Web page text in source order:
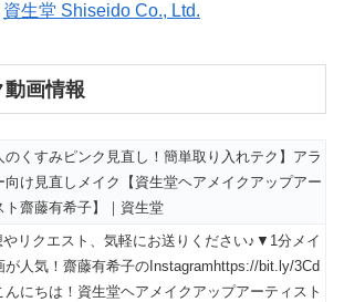
資生堂 Shiseido Co., Ltd.
画情報
のくすみピンク見直し！簡単取り入れテク】アラ
向け見直しメイク【資生堂ヘアメイクアップアー
ト齋藤有希子】｜資生堂
リクエスト、気軽にお送りください♪▼1分メイ
が人気！齋藤有希子のInstagramhttps://bit.ly/3Cd
んにちは！資生堂ヘアメイクアップアーティスト